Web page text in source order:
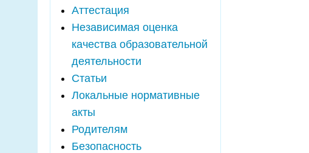
Аттестация
Независимая оценка
качества образовательной
деятельности
Статьи
Локальные нормативные
акты
Родителям
Безопасность